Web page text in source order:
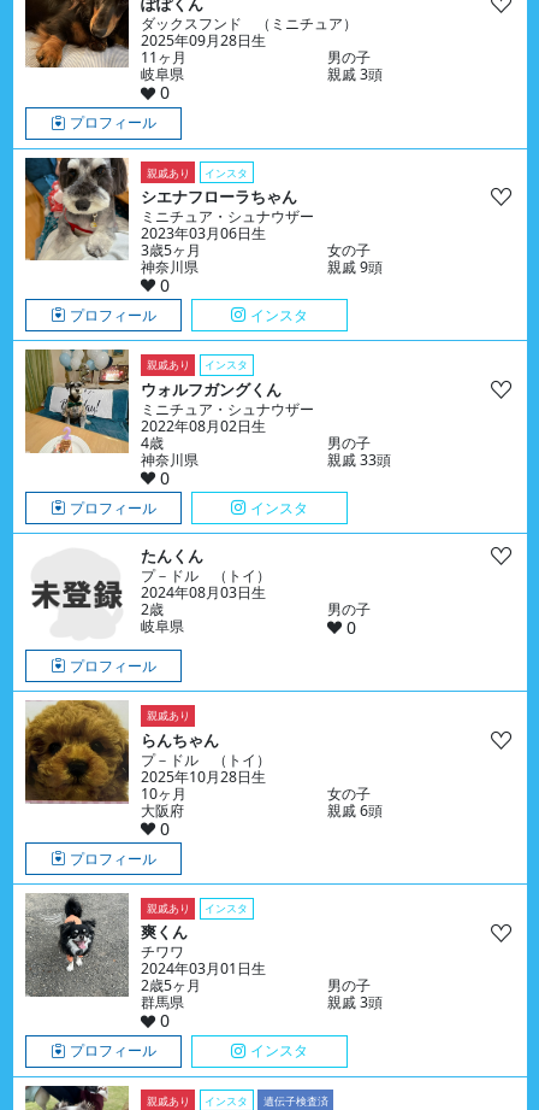
ぽぽくん
ダックスフンド （ミニチュア）
2025年09月28日生
11ヶ月
男の子
岐阜県
親戚 3頭
0
プロフィール
親戚あり インスタ
シエナフローラちゃん
ミニチュア・シュナウザー
2023年03月06日生
3歳5ヶ月
女の子
神奈川県
親戚 9頭
0
プロフィール インスタ
親戚あり インスタ
ウォルフガングくん
ミニチュア・シュナウザー
2022年08月02日生
4歳
男の子
神奈川県
親戚 33頭
0
プロフィール インスタ
たんくん
プ－ドル （トイ）
2024年08月03日生
2歳
男の子
岐阜県
0
プロフィール
親戚あり
らんちゃん
プ－ドル （トイ）
2025年10月28日生
10ヶ月
女の子
大阪府
親戚 6頭
0
プロフィール
親戚あり インスタ
爽くん
チワワ
2024年03月01日生
2歳5ヶ月
男の子
群馬県
親戚 3頭
0
プロフィール インスタ
親戚あり インスタ 遺伝子検査済